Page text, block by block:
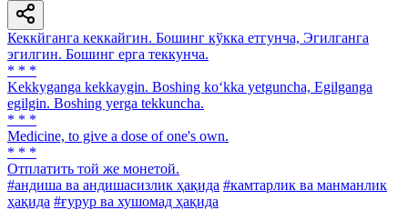
Кеккйганга кеккайгин. Бошинг кўкка етгунча, Эгилганга
эгилгин. Бошинг ерга теккунча.
* * *
Kekkyganga kekkaygin. Boshing ko‘kka yetguncha, Egilganga
egilgin. Boshing yerga tekkuncha.
* * *
Medicine, to give a dose of one's own.
* * *
Отплатить той же монетой.
#андиша ва андишасизлик ҳақида #камтарлик ва манманлик
ҳақида #ғурур ва хушомад ҳақида